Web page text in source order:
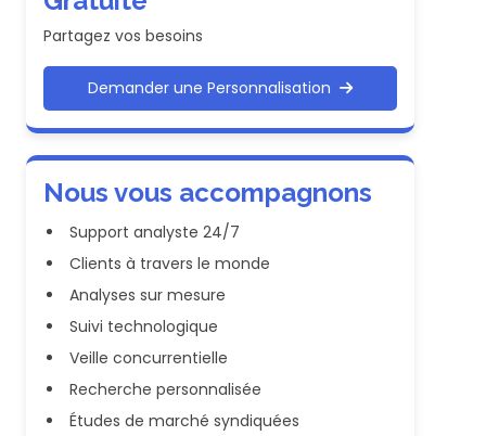
Partagez vos besoins
Demander une Personnalisation
Nous vous accompagnons
Support analyste 24/7
Clients à travers le monde
Analyses sur mesure
Suivi technologique
Veille concurrentielle
Recherche personnalisée
Études de marché syndiquées